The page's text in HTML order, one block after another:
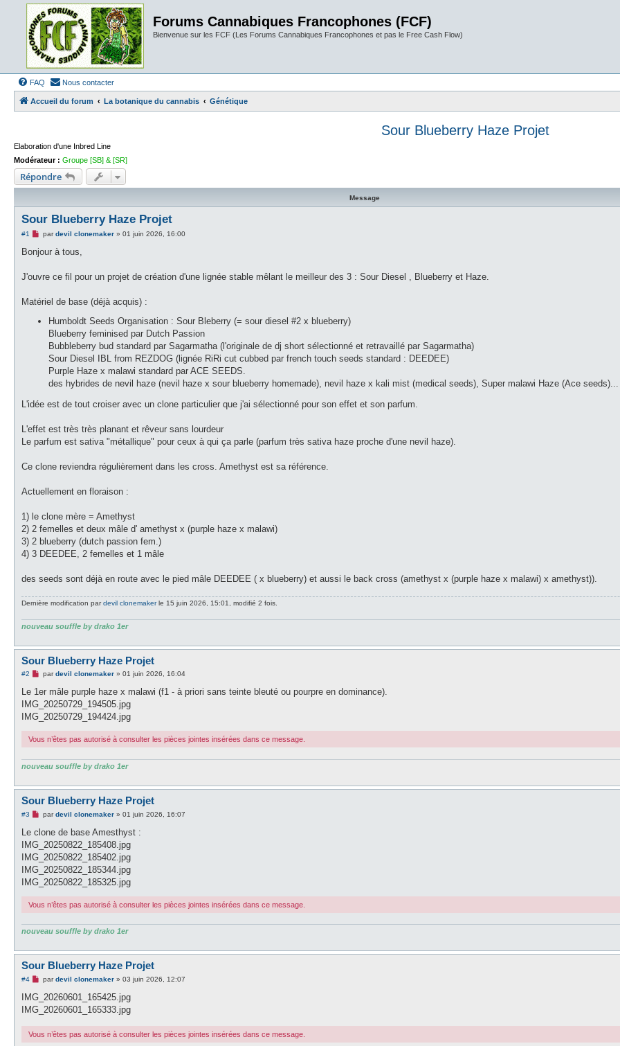
Forums Cannabiques Francophones (FCF)
Bienvenue sur les FCF (Les Forums Cannabiques Francophones et pas le Free Cash Flow)
FAQ Nous contacter
Accueil du forum La botanique du cannabis Génétique
Sour Blueberry Haze Projet
Elaboration d'une Inbred Line
Modérateur : Groupe [SB] & [SR]
Répondre
Message
Sour Blueberry Haze Projet
#1
M
s
g
o
u
pardevil clonemaker» 01 juin 2026, 16:00
Bonjour à tous,
J'ouvre ce fil pour un projet de création d'une lignée stable mêlant le meilleur des 3 : Sour Diesel , Blueberry et Haze.
Matériel de base (déjà acquis) :
Humboldt Seeds Organisation : Sour Bleberry (= sour diesel #2 x blueberry)
Blueberry feminised par Dutch Passion
Bubbleberry bud standard par Sagarmatha (l'originale de dj short sélectionné et retravaillé par Sagarmatha)
Sour Diesel IBL from REZDOG (lignée RiRi cut cubbed par french touch seeds standard : DEEDEE)
Purple Haze x malawi standard par ACE SEEDS.
des hybrides de nevil haze (nevil haze x sour blueberry homemade), nevil haze x kali mist (medical seeds), Super malawi Haze (Ace seeds)...
L'idée est de tout croiser avec un clone particulier que j'ai sélectionné pour son effet et son parfum.
L'effet est très très planant et rêveur sans lourdeur
Le parfum est sativa "métallique" pour ceux à qui ça parle (parfum très sativa haze proche d'une nevil haze).
Ce clone reviendra régulièrement dans les cross. Amethyst est sa référence.
Actuellement en floraison :
1) le clone mère = Amethyst
2) 2 femelles et deux mâle d' amethyst x (purple haze x malawi)
3) 2 blueberry (dutch passion fem.)
4) 3 DEEDEE, 2 femelles et 1 mâle
des seeds sont déjà en route avec le pied mâle DEEDEE ( x blueberry) et aussi le back cross (amethyst x (purple haze x malawi) x amethyst)).
Dernière modification pardevil clonemakerle 15 juin 2026, 15:01, modifié 2 fois.
nouveau souffle by drako 1er
Sour Blueberry Haze Projet
#2
M
s
a
e
o
u
pardevil clonemaker» 01 juin 2026, 16:04
Le 1er mâle purple haze x malawi (f1 - à priori sans teinte bleuté ou pourpre en dominance).
IMG_20250729_194505.jpg
IMG_20250729_194424.jpg
Vous n’êtes pas autorisé à consulter les pièces jointes insérées dans ce message.
nouveau souffle by drako 1er
Sour Blueberry Haze Projet
#3
M
s
a
e
n
n
u
pardevil clonemaker» 01 juin 2026, 16:07
Le clone de base Amesthyst :
IMG_20250822_185408.jpg
IMG_20250822_185402.jpg
IMG_20250822_185344.jpg
IMG_20250822_185325.jpg
Vous n’êtes pas autorisé à consulter les pièces jointes insérées dans ce message.
nouveau souffle by drako 1er
Sour Blueberry Haze Projet
#4
M
s
a
n
pardevil clonemaker» 03 juin 2026, 12:07
IMG_20260601_165425.jpg
IMG_20260601_165333.jpg
Vous n’êtes pas autorisé à consulter les pièces jointes insérées dans ce message.